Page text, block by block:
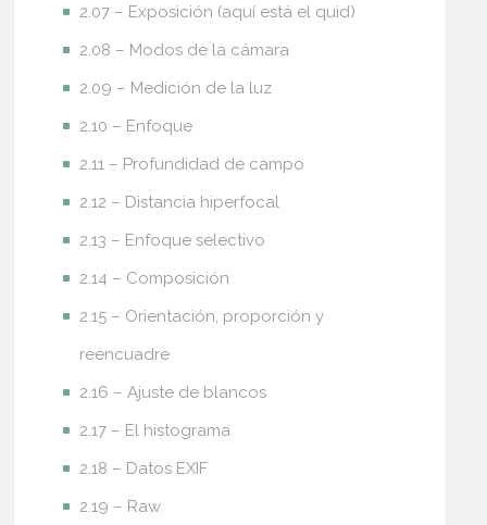
2.07 – Exposición (aquí está el quid)
2.08 – Modos de la cámara
2.09 – Medición de la luz
2.10 – Enfoque
2.11 – Profundidad de campo
2.12 – Distancia hiperfocal
2.13 – Enfoque selectivo
2.14 – Composición
2.15 – Orientación, proporción y
reencuadre
2.16 – Ajuste de blancos
2.17 – El histograma
2.18 – Datos EXIF
2.19 – Raw